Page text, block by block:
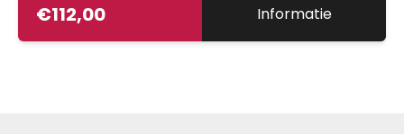
€112,00 Informatie